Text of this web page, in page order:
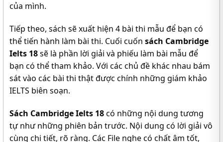
của mình.
Tiếp theo, sách sẽ xuất hiện 4 bài thi mẫu để bạn có
thể tiến hành làm bài thi. Cuối cuốn sách Cambridge
Ielts 18sẽ là phần lời giải và phiếu làm bài mẫu để
bạn có thể tham khảo. Với các chủ đề khác nhau bám
sát vào các bài thi thật được chính những giám khảo
IELTS biên soạn.
Sách Cambridge Ielts 18có những nội dung tương
tự như những phiên bản trước. Nội dung có lời giải vô
cùng chi tiết, rõ ràng. Các File nghe có chất âm tốt,